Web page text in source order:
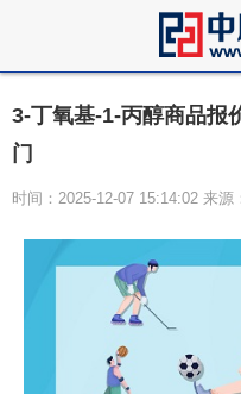
3-丁氧基-1-丙醇商品报
门
时间：2025-12-07 15:14:02 来源